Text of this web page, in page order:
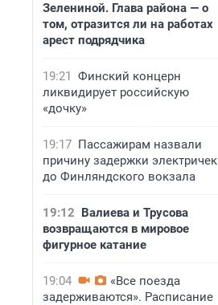
Зелениной. Глава района — о
том, отразится ли на работах
арест подрядчика
19:21 Финский концерн
ликвидирует российскую
«дочку»
19:17 Пассажирам назвали
причину задержки электричек
до Финляндского вокзала
19:12 Валиева и Трусова
возвращаются в мировое
фигурное катание
19:04
«Все поезда
задерживаются». Расписание